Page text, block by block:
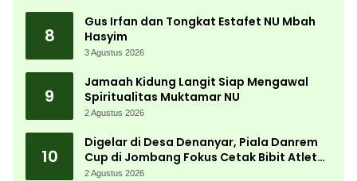
8
Gus Irfan dan Tongkat Estafet NU Mbah
Hasyim
3 Agustus 2026
9
Jamaah Kidung Langit Siap Mengawal
Spiritualitas Muktamar NU
2 Agustus 2026
10
Digelar di Desa Denanyar, Piala Danrem
Cup di Jombang Fokus Cetak Bibit Atlet
Menembak Berprestasi
2 Agustus 2026